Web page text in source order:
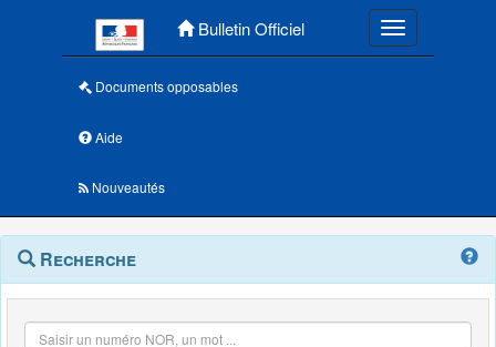
Bulletin Officiel Toggle
Documents opposables
Aide
Nouveautés
Navigation
outils
Menu
contextuel
Recherche